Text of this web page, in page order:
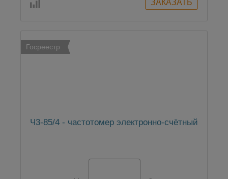
Госреестр
Ч3-85/4 - частотомер электронно-счётный